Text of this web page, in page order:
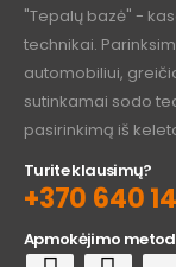
"Tepalų bazė" -
technikai.
automobiliui,
sutinkamai sodo
pasirinkimą iš
Turite klausimų?
+370 640
Apmokėjimo